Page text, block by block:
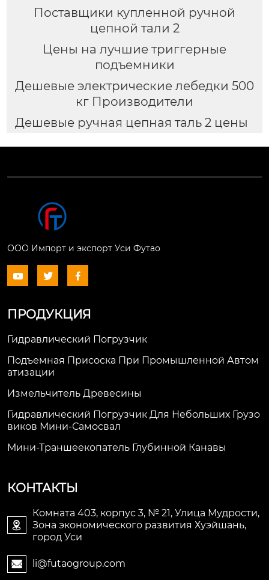
Поставщики купленной ручной
цепной тали 2
Цены на лучшие триггерные
подъемники
Дешевые электрические лебедки 500
кг Производители
Дешевые ручная цепная таль 2 цены
ООО Импорт и экспорт Уси Футао
  
ПРОДУКЦИЯ
Гидравлический Погрузчик
Подъемная Присоска При Промышленной Автом
Атизации
Измельчитель Древесины
Гидравлический Погрузчик Для Небольших Грузо
Виков Мини-Самосвал
Мини-Траншеекопатель Глубинной Канавы
КОНТАКТЫ

Комната 403, корпус 3, № 21, Улица Мудрости,
Зона экономического развития Хуэйшань,
город Уси
 li@futaogroup.com